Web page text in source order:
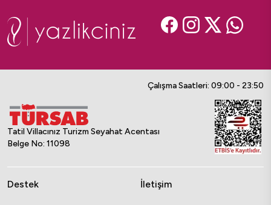
Çalışma Saatleri: 09:00 - 23:50
Tatil Villacınız Turizm Seyahat Acentası
Belge No: 11098
Destek İletişim